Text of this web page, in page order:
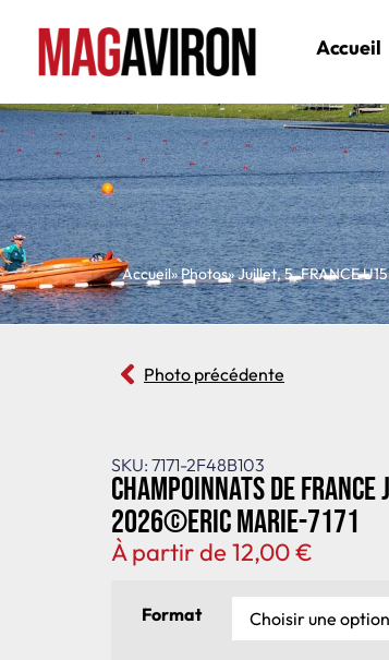
Accueil
Accueil» Photos»Juillet,5,FRANCE
Photo précédente
SKU: 7171-2F48B103
Champoinnats de France
2026©Eric Marie-7171
À partir de 12,00€
Format